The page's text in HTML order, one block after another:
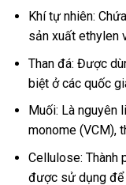
Khí tự nhiên:
sản xuất ethylen
Than đá: Được
biệt ở các quốc
Muối: Là nguyên
monome (VCM),
Cellulose: Thành
được sử dụng để